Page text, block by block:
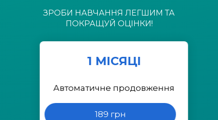
ЗРОБИ НАВЧАННЯ ЛЕГШИМ ТА
ПОКРАЩУЙ ОЦІНКИ!
1 МІСЯЦІ
Автоматичне продовження
189 грн